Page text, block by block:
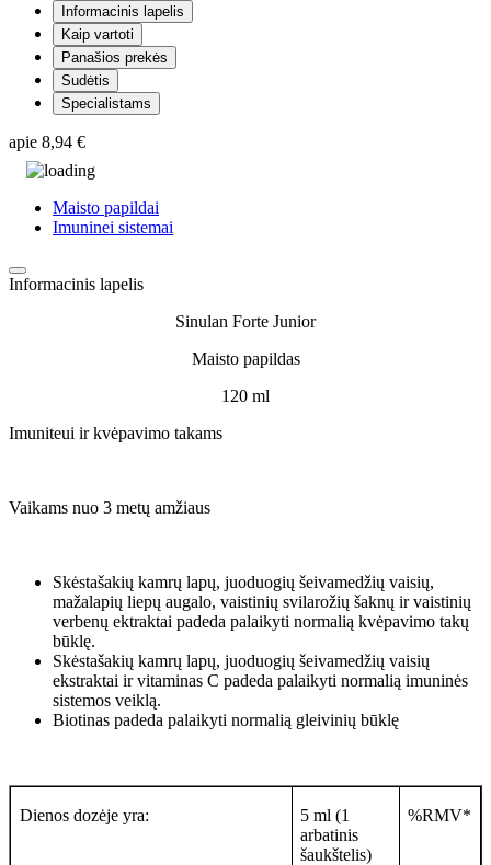
Informacinis lapelis
Kaip vartoti
Panašios prekės
Sudėtis
Specialistams
apie 8,94 €
Maisto papildai
Imuninei sistemai
Informacinis lapelis
Sinulan Forte Junior
Maisto papildas
120 ml
Imuniteui ir kvėpavimo takams
Vaikams nuo 3 metų amžiaus
Skėstašakių kamrų lapų, juoduogių šeivamedžių vaisių,
mažalapių liepų augalo, vaistinių svilarožių šaknų ir vaistinių
verbenų ektraktai padeda palaikyti normalią kvėpavimo takų
būklę.
Skėstašakių kamrų lapų, juoduogių šeivamedžių vaisių
ekstraktai ir vitaminas C padeda palaikyti normalią imuninės
sistemos veiklą.
Biotinas padeda palaikyti normalią gleivinių būklę
Dienos dozėje yra:
5 ml (1
arbatinis
šaukštelis)
%RMV*